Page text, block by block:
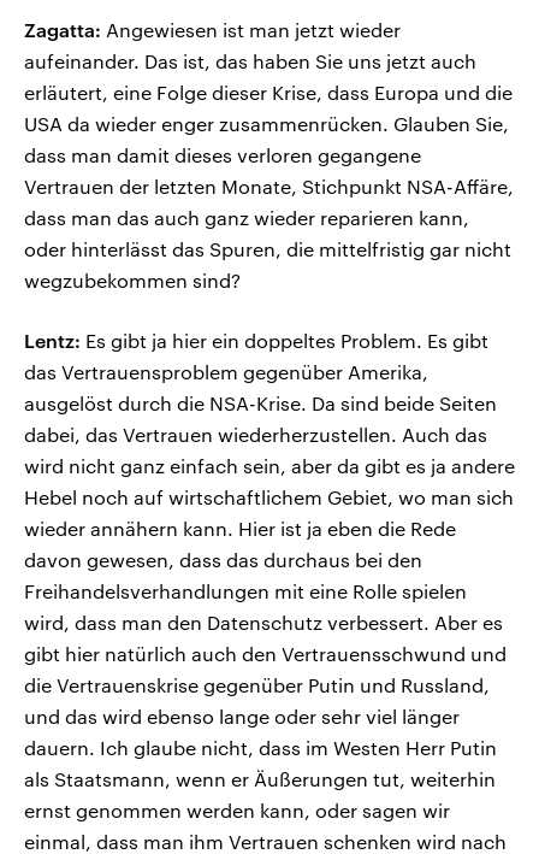
Zagatta: Angewiesen ist man jetzt wieder
aufeinander. Das ist, das haben Sie uns jetzt auch
erläutert, eine Folge dieser Krise, dass Europa und die
USA da wieder enger zusammenrücken. Glauben Sie,
dass man damit dieses verloren gegangene
Vertrauen der letzten Monate, Stichpunkt NSA-Affäre,
dass man das auch ganz wieder reparieren kann,
oder hinterlässt das Spuren, die mittelfristig gar nicht
wegzubekommen sind?
Lentz: Es gibt ja hier ein doppeltes Problem. Es gibt
das Vertrauensproblem gegenüber Amerika,
ausgelöst durch die NSA-Krise. Da sind beide Seiten
dabei, das Vertrauen wiederherzustellen. Auch das
wird nicht ganz einfach sein, aber da gibt es ja andere
Hebel noch auf wirtschaftlichem Gebiet, wo man sich
wieder annähern kann. Hier ist ja eben die Rede
davon gewesen, dass das durchaus bei den
Freihandelsverhandlungen mit eine Rolle spielen
wird, dass man den Datenschutz verbessert. Aber es
gibt hier natürlich auch den Vertrauensschwund und
die Vertrauenskrise gegenüber Putin und Russland,
und das wird ebenso lange oder sehr viel länger
dauern. Ich glaube nicht, dass im Westen Herr Putin
als Staatsmann, wenn er Äußerungen tut, weiterhin
ernst genommen werden kann, oder sagen wir
einmal, dass man ihm Vertrauen schenken wird nach